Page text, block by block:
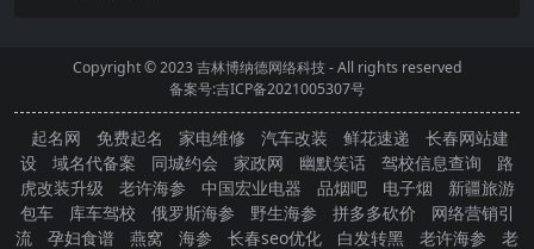
Copyright © 2023吉林博纳德网络科技- All rights reserved
备案号:吉ICP备2021005307号
起名网 免费起名 家电维修 汽车改装 鲜花速递
长春网站建
设
域名代备案 同城约会 家政网 幽默笑话 驾校信息查询
路
虎改装升级
老许海参 中国宏业电器 品烟吧 电子烟
新疆旅游
包车
库车驾校 俄罗斯海参 野生海参 拼多多砍价
网络营销引
流
孕妇食谱 燕窝 海参 长春seo优化 白发转黑 老许海参 老